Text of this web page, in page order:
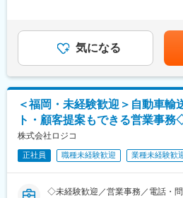
製品コストや品質等に直結する重
イヤおよび社内関係部門と連携を
ては、入社後部門にて教育します。
■社風：
新卒入社者も中途入社者も、長く
環境が充実しているという社員の
て土日休の完全週休二日制であり
あります。月給(月額)は固定手当
気になる
＜福岡・未経験歓迎＞自動車輸
ト・顧客提案もできる営業事
株式会社ロジコ
正社員 職種未経験歓迎 業種未経験歓
◇未経験歓迎／営業事務／電話・